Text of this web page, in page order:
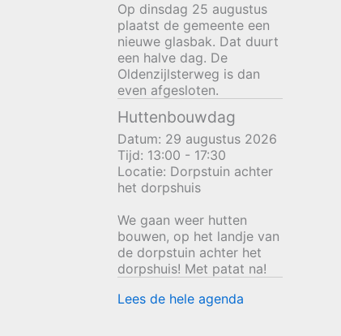
Op dinsdag 25 augustus
plaatst de gemeente een
nieuwe glasbak. Dat duurt
een halve dag. De
Oldenzijlsterweg is dan
even afgesloten.
Huttenbouwdag
Datum: 29 augustus 2026
Tijd: 13:00 - 17:30
Locatie: Dorpstuin achter
het dorpshuis
We gaan weer hutten
bouwen, op het landje van
de dorpstuin achter het
dorpshuis! Met patat na!
Lees de hele agenda